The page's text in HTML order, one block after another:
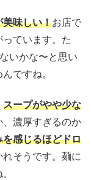
美味しい！お店で
ています。た
いかな〜と思い
ですね。
スープがやや少な
濃厚すぎるのか
感じるほどドロ
そうです。麺に